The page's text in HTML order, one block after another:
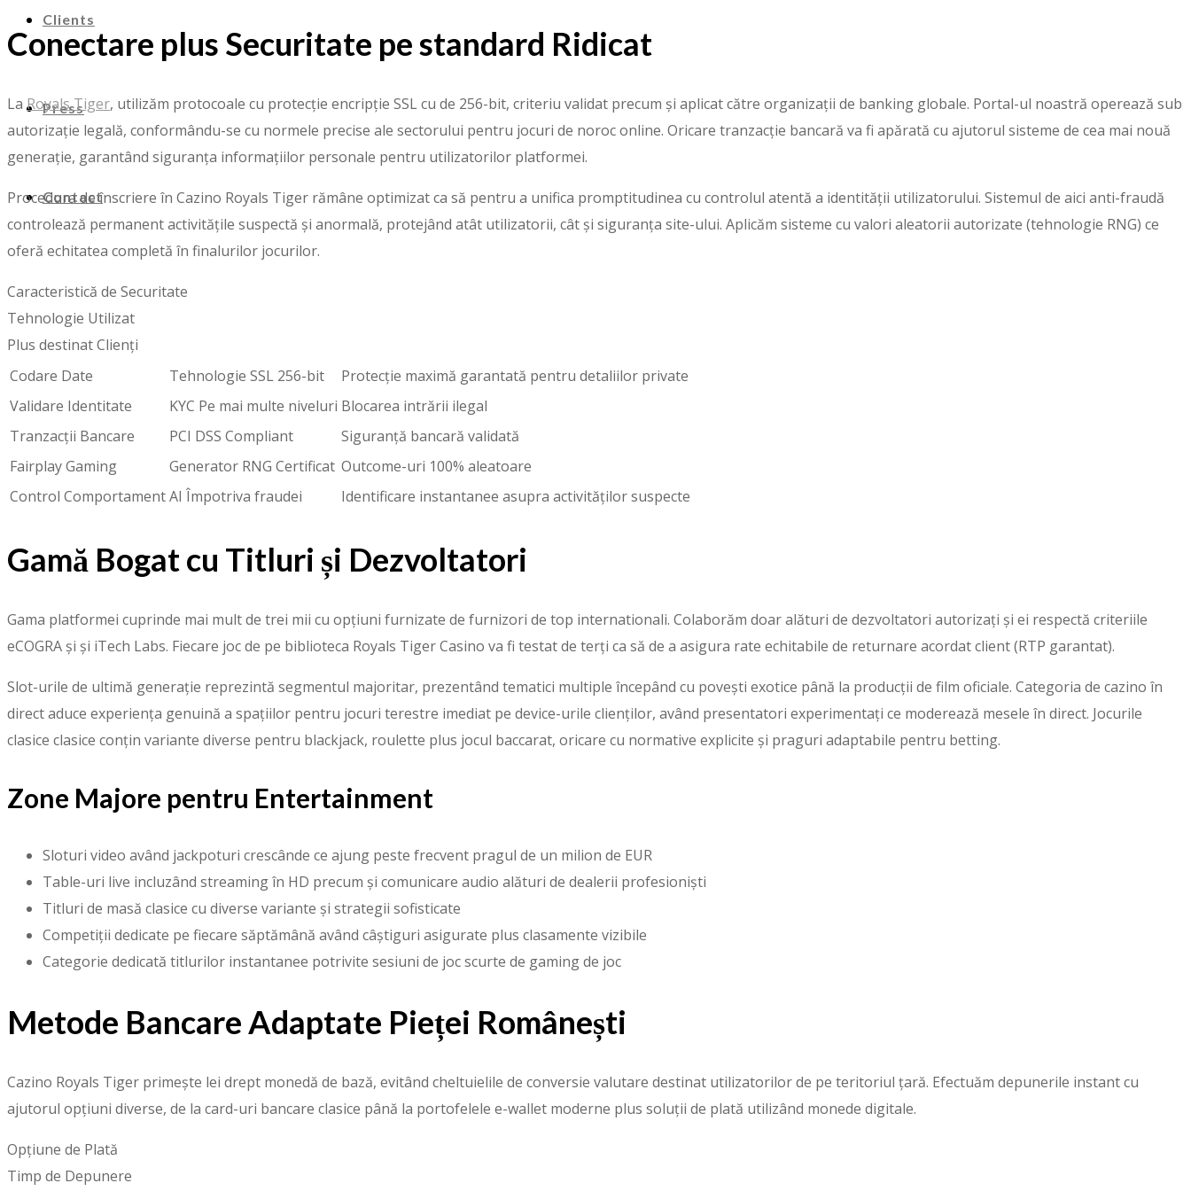
Clients
Press
Contact
Conectare plus Securitate pe standard Ridicat
La Royals Tiger, utilizăm protocoale cu protecție encripție SSL cu de 256-bit, criteriu validat precum și aplicat către organizații de banking globale. Portal-ul noastră operează sub
autorizație legală, conformându-se cu normele precise ale sectorului pentru jocuri de noroc online. Oricare tranzacție bancară va fi apărată cu ajutorul sisteme de cea mai nouă
generație, garantând siguranța informațiilor personale pentru utilizatorilor platformei.
Procedura de înscriere în Cazino Royals Tiger rămâne optimizat ca să pentru a unifica promptitudinea cu controlul atentă a identității utilizatorului. Sistemul de aici anti-fraudă
controlează permanent activitățile suspectă și anormală, protejând atât utilizatorii, cât și siguranța site-ului. Aplicăm sisteme cu valori aleatorii autorizate (tehnologie RNG) ce
oferă echitatea completă în finalurilor jocurilor.
Caracteristică de Securitate
Tehnologie Utilizat
Plus destinat Clienți
Codare Date
Tehnologie SSL 256-bit
Protecție maximă garantată pentru detaliilor private
Validare Identitate
KYC Pe mai multe niveluri Blocarea intrării ilegal
Tranzacții Bancare
PCI DSS Compliant
Siguranță bancară validată
Fairplay Gaming
Generator RNG Certificat Outcome-uri 100% aleatoare
Control ComportamentAI Împotriva fraudei Identificare instantanee asupra activităților suspecte
Gamă Bogat cu Titluri și Dezvoltatori
Gama platformei cuprinde mai mult de trei mii cu opțiuni furnizate de furnizori de top internationali. Colaborăm doar alături de dezvoltatori autorizați și ei respectă criteriile
eCOGRA și și iTech Labs. Fiecare joc de pe biblioteca Royals Tiger Casino va fi testat de terți ca să de a asigura rate echitabile de returnare acordat client (RTP garantat).
Slot-urile de ultimă generație reprezintă segmentul majoritar, prezentând tematici multiple începând cu povești exotice până la producții de film oficiale. Categoria de cazino în
direct aduce experiența genuină a spațiilor pentru jocuri terestre imediat pe device-urile clienților, având presentatori experimentați ce moderează mesele în direct. Jocurile
clasice clasice conțin variante diverse pentru blackjack, roulette plus jocul baccarat, oricare cu normative explicite și praguri adaptabile pentru betting.
Zone Majore pentru Entertainment
Sloturi video având jackpoturi crescânde ce ajung peste frecvent pragul de un milion de EUR
Table-uri live incluzând streaming în HD precum și comunicare audio alături de dealerii profesioniști
Titluri de masă clasice cu diverse variante și strategii sofisticate
Competiții dedicate pe fiecare săptămână având câștiguri asigurate plus clasamente vizibile
Categorie dedicată titlurilor instantanee potrivite sesiuni de joc scurte de gaming de joc
Metode Bancare Adaptate Pieței Românești
Cazino Royals Tiger primește lei drept monedă de bază, evitând cheltuielile de conversie valutare destinat utilizatorilor de pe teritoriul țară. Efectuăm depunerile instant cu
ajutorul opțiuni diverse, de la card-uri bancare clasice până la portofelele e-wallet moderne plus soluții de plată utilizând monede digitale.
Opțiune de Plată
Timp de Depunere